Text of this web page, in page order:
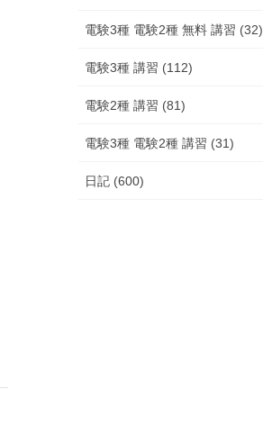
電験3種 電験2種 無料 講習 (32)
電験3種 講習 (112)
電験2種 講習 (81)
電験3種 電験2種 講習 (31)
日記 (600)